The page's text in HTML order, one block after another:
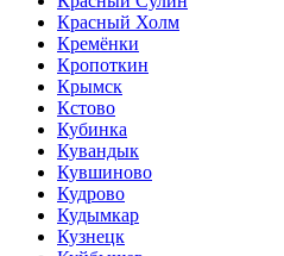
Красный Холм
Кремёнки
Кропоткин
Крымск
Кстово
Кубинка
Кувандык
Кувшиново
Кудрово
Кудымкар
Кузнецк